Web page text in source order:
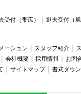
受付（帯広） 退去受付（旭
ーション スタッフ紹介
会社概要 採用情報
お問
サイトマップ 書式ダウ